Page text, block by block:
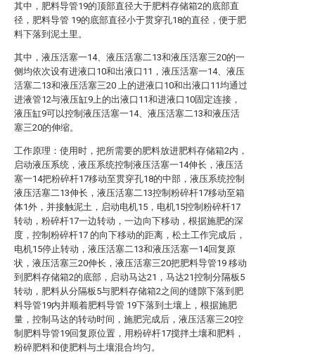
其中，肥料导管19的顶部直径大于肥料存储箱2的底部直
径，肥料导管 19的底部直径小于贯穿孔18的直径，便于肥
料下落到泥土里。
其中，液压活塞一14、液压活塞二13和液压活塞三20的一
侧均依次设有进液口10和出液口11，液压活塞一14、液压
活塞二13和液压活塞三20 上的进液口10和出液口11均通过
进液管12与液压缸9上的出液口11和进液口10固定连接，
液压缸9可以控制液压活塞一14、液压活塞二13和液压活
塞三20的伸缩。
工作原理：使用时，把所需要的肥料放进肥料存储箱2内，
启动液压系统，液压系统控制液压活塞一14伸长，液压活
塞一14把粉碎杆17移动至贯穿孔18的中部，液压系统控制
液压活塞二13伸长，液压活塞二13控制粉碎杆17移动至箱
体1外，并接触泥土，启动电机15，电机15控制粉碎杆17
转动，粉碎杆17一边转动，一边向下移动，根据施肥的深
度，控制粉碎杆17 的向下移动的距离，松土工作完成后，
电机15停止转动，液压活塞二13和液压活塞一14回复原
状，液压活塞三20伸长，液压活塞三20把肥料导管19 移动
到肥料存储箱2的底部，启动马达21，马达21控制分隔板5
转动，肥料从分隔板5与肥料存储箱2之间的缝隙下落到肥
料导管19内并顺着肥料导管 19下落到土壤上，根据施肥
量，控制马达的转动时间，施肥完成后，液压活塞三20控
制肥料导管19回复原位置，用粉碎杆17搅拌土壤和肥料，
粉碎肥料和使肥料与土壤混合均匀。